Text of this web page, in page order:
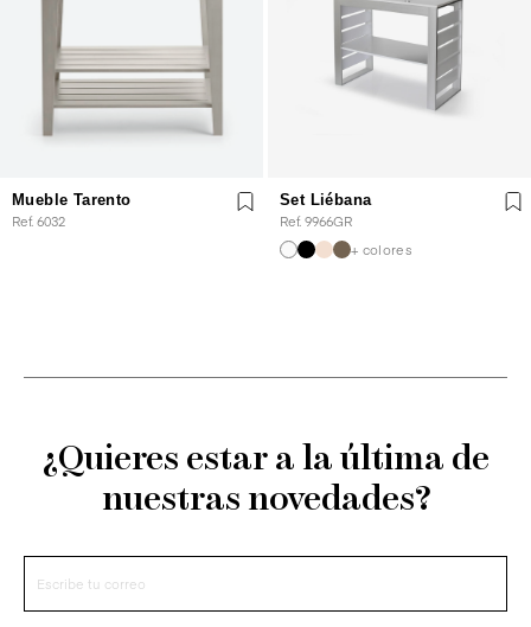
Mueble Tarento
Ref. 6032
Set Liébana
Ref. 9966GR
+ colores
¿Quieres estar a la última de
nuestras novedades?